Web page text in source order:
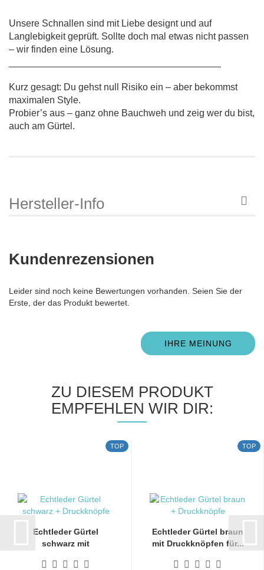
Unsere Schnallen sind mit Liebe designt und auf
Langlebigkeit geprüft. Sollte doch mal etwas nicht passen
– wir finden eine Lösung.
Kurz gesagt: Du gehst null Risiko ein – aber bekommst
maximalen Style.
Probier’s aus – ganz ohne Bauchweh und zeig wer du bist,
auch am Gürtel.
Hersteller-Info
Kundenrezensionen
Leider sind noch keine Bewertungen vorhanden. Seien Sie der
Erste, der das Produkt bewertet.
IHRE MEINUNG
ZU DIESEM PRODUKT
EMPFEHLEN WIR DIR:
TOP
Echtleder Gürtel
schwarz mit
TOP
Echtleder Gürtel braun
mit Druckknöpfen für...